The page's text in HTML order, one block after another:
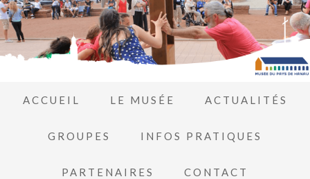
ACCUEIL LE MUSÉE ACTUALITÉS
GROUPES INFOS PRATIQUES
PARTENAIRES CONTACT